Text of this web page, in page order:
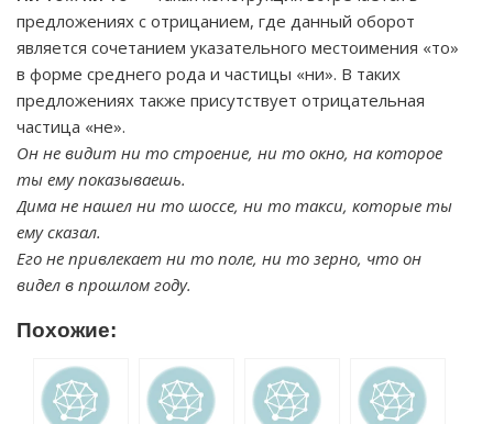
предложениях с отрицанием, где данный оборот
является сочетанием указательного местоимения «то»
в форме среднего рода и частицы «ни». В таких
предложениях также присутствует отрицательная
частица «не».
Он не видит ни то строение, ни то окно, на которое
ты ему показываешь.
Дима не нашел ни то шоссе, ни то такси, которые ты
ему сказал.
Его не привлекает ни то поле, ни то зерно, что он
видел в прошлом году.
Похожие: